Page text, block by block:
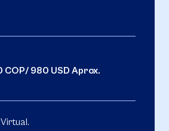
980 USD Aprox.
Virtual.